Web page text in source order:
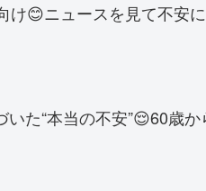
け😊ニュースを見て不安
いた“本当の不安”😌60歳